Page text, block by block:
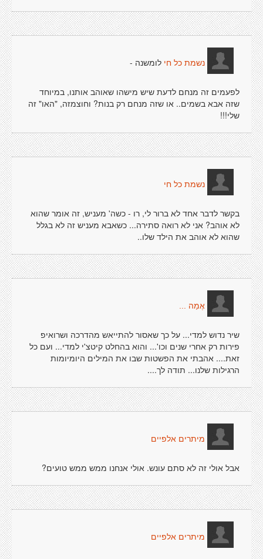
נשמת כל חי לומשנה -
לפעמים זה מנחם לדעת שיש מישהו שאוהב אותנו, במיוחד
שזה אבא בשמים.. או שזה מנחם רק בנות? וחוצמזה, "האו" זה
שלי!!!
נשמת כל חי
בקשר לדבר אחד לא ברור לי, רו - כשה' מעניש, זה אומר שהוא
לא אוהב? אני לא רואה סתירה... כשאבא מעניש זה לא בגלל
שהוא לא אוהב את הילד שלו..
אֶמַה ...
שיר נדוש למדי... על כך שאסור להתייאש מהדרכה ושרואיפ
פירות רק אחרי שנים וכו'... והוא בהחלט קיטצ'י למדי... ועם כל
זאת.... אהבתי את הפשטות שבו את המילים היומיומות
הרגילות שלנו... תודה לך....
מיתרים אלפיים
אבל אולי זה לא סתם עונש. אולי אנחנו ממש ממש טועים?
מיתרים אלפיים